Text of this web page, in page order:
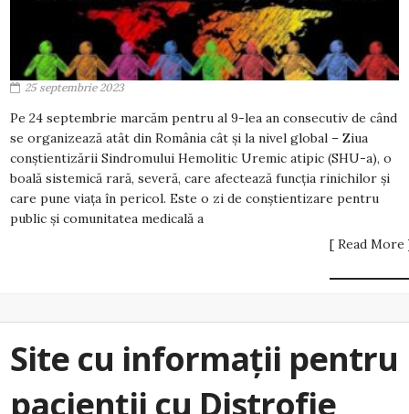
25 septembrie 2023
Pe 24 septembrie marcăm pentru al 9-lea an consecutiv de când
se organizează atât din România cât și la nivel global – Ziua
conștientizării Sindromului Hemolitic Uremic atipic (SHU-a), o
boală sistemică rară, severă, care afectează funcția rinichilor și
care pune viața în pericol. Este o zi de conștientizare pentru
public și comunitatea medicală a
[ Read More
Site cu informații pentru
pacienții cu Distrofie